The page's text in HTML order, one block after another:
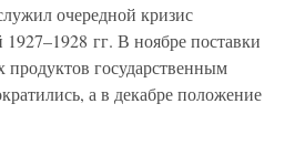
очередной кризис
1927–1928 гг. В ноябре поставки
продуктов государственным
а в декабре положение